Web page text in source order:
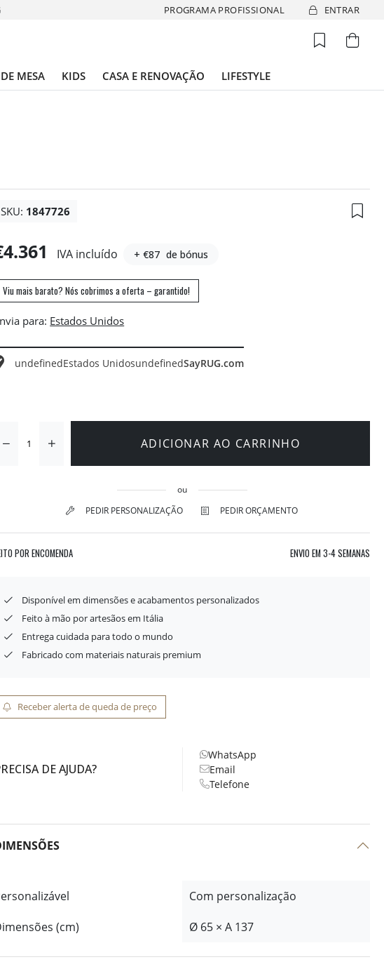
PROGRAMA PROFISSIONAL ENTRAR
MESA KIDS CASA E RENOVAÇÃO LIFESTYLE
SKU: 1847726
IVA incluído + €87 de bónus
Viu mais barato? Nós cobrimos a oferta – garantido!
para:
undefinedEstados UnidosundefinedSayRUG.com
ADICIONAR AO CARRINHO
ou
PEDIR PERSONALIZAÇÃO
PEDIR ORÇAMENTO
POR ENCOMENDA ENVIO EM 3-4 SEMANAS
Disponível em dimensões e acabamentos personalizados
Feito à mão por artesãos em Itália
Entrega cuidada para todo o mundo
Fabricado com materiais naturais premium
Receber alerta de queda de preço
DE AJUDA?
WhatsApp
Email
Telefone
Com personalização
(cm)
Ø 65 × A 137